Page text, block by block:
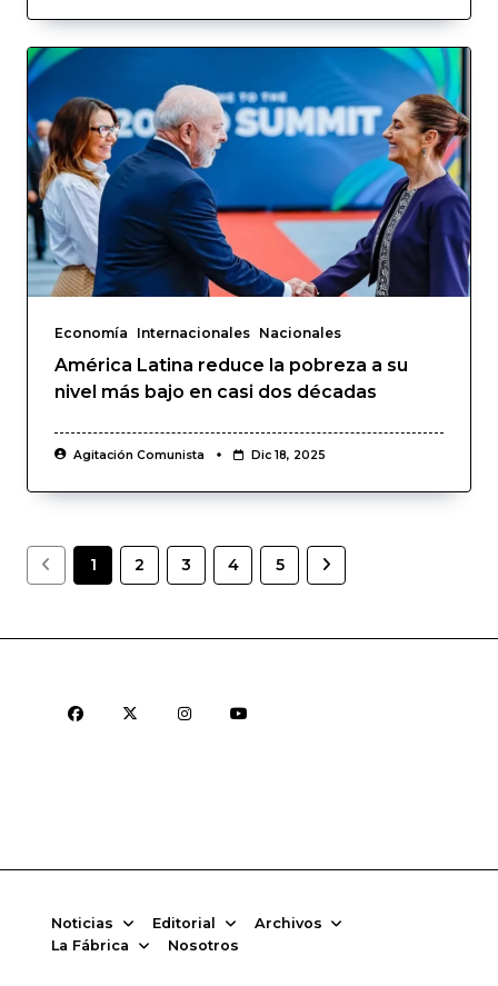
Economía Internacionales Nacionales
América Latina reduce la pobreza a su
nivel más bajo en casi dos décadas
Agitación Comunista Dic 18, 2025
1 2 3 4 5
Noticias Editorial
Archivos
La Fábrica
Nosotros